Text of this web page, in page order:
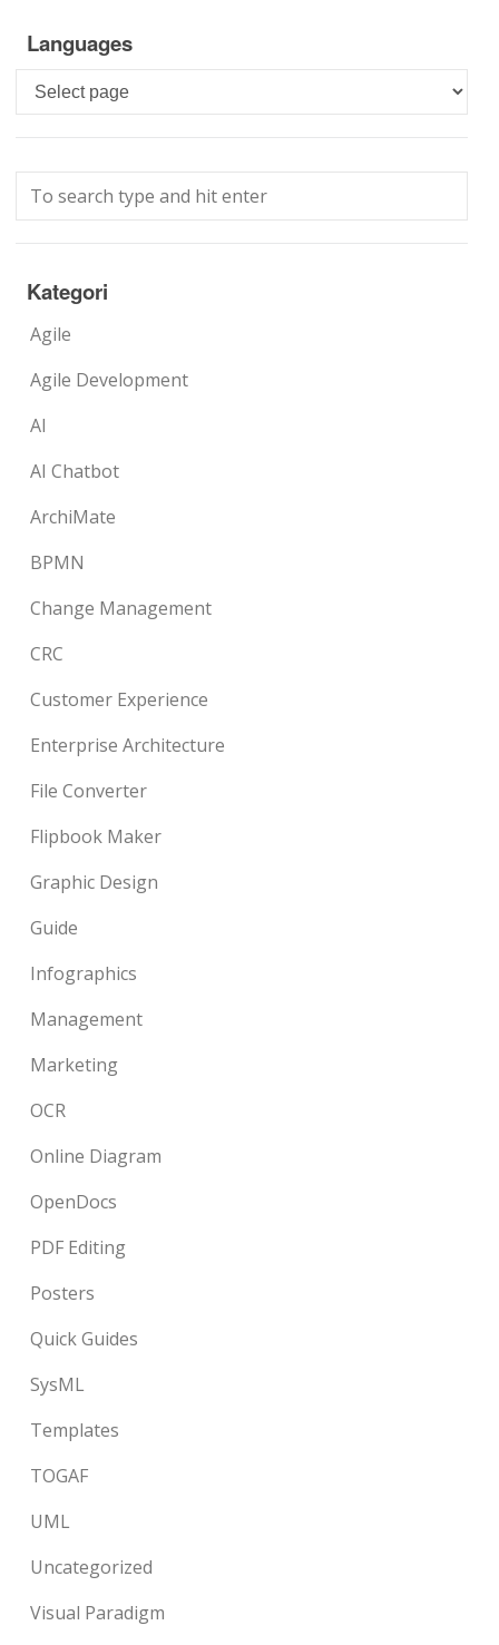
Languages
Languages
Kategori
Agile
Agile Development
AI
AI Chatbot
ArchiMate
BPMN
Change Management
CRC
Customer Experience
Enterprise Architecture
File Converter
Flipbook Maker
Graphic Design
Guide
Infographics
Management
Marketing
OCR
Online Diagram
OpenDocs
PDF Editing
Posters
Quick Guides
SysML
Templates
TOGAF
UML
Uncategorized
Visual Paradigm